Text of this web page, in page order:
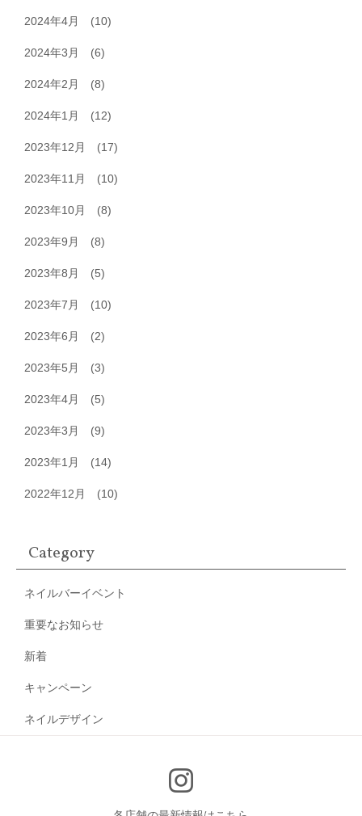
2024年4月 (10)
2024年3月 (6)
2024年2月 (8)
2024年1月 (12)
2023年12月 (17)
2023年11月 (10)
2023年10月 (8)
2023年9月 (8)
2023年8月 (5)
2023年7月 (10)
2023年6月 (2)
2023年5月 (3)
2023年4月 (5)
2023年3月 (9)
2023年1月 (14)
2022年12月 (10)
Category
ネイルバーイベント
重要なお知らせ
新着
キャンペーン
ネイルデザイン